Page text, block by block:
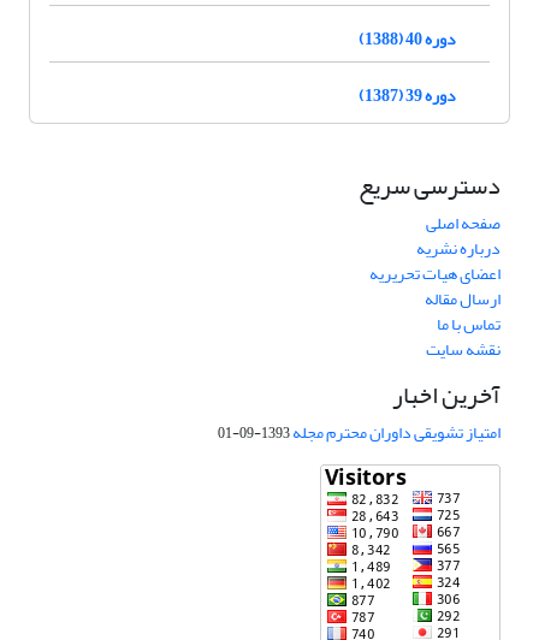
دوره 40 (1388)
دوره 39 (1387)
دسترسی سریع
صفحه اصلی
درباره نشریه
اعضای هیات تحریریه
ارسال مقاله
تماس با ما
نقشه سایت
آخرین اخبار
امتیاز تشویقی داوران محترم مجله1393-09-01